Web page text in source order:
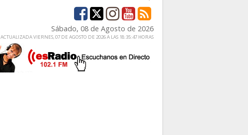
Sábado, 08 de Agosto de 2026
ACTUALIZADA VIERNES, 07 DE AGOSTO DE 2026 A LAS 18:35:47 HORAS